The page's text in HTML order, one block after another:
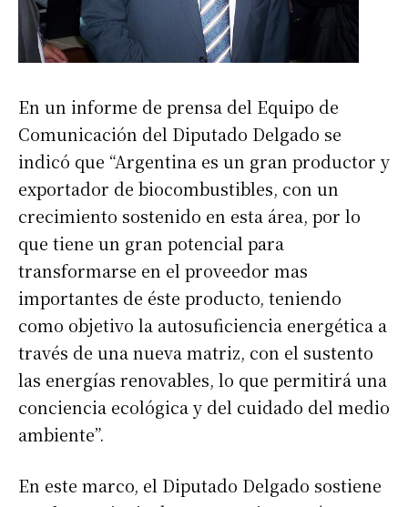
En un informe de prensa del Equipo de
Comunicación del Diputado Delgado se
indicó que “Argentina es un gran productor y
exportador de biocombustibles, con un
crecimiento sostenido en esta área, por lo
que tiene un gran potencial para
transformarse en el proveedor mas
importantes de éste producto, teniendo
como objetivo la autosuficiencia energética a
través de una nueva matriz, con el sustento
las energías renovables, lo que permitirá una
conciencia ecológica y del cuidado del medio
ambiente”.
En este marco, el Diputado Delgado sostiene